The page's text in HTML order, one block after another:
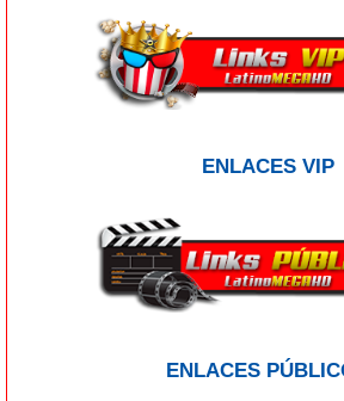
ENLACES VIP
ENLACES